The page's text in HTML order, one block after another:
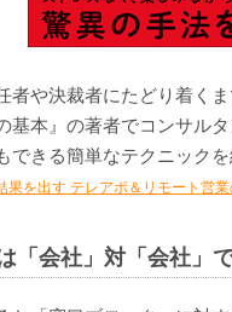
者や決裁者にたどり着く
基本』の著者でコンサル
できる簡単なテクニックを
を出す テレアポ＆リモート営
「会社」対「会社」